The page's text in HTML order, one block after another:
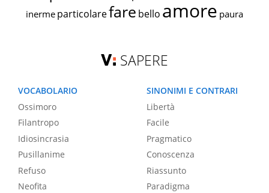
inerme particolarefare bello amore paura
SAPERE
VOCABOLARIO
Ossimoro
Filantropo
Idiosincrasia
Pusillanime
Refuso
Neofita
SINONIMI E CONTRARI
Libertà
Facile
Pragmatico
Conoscenza
Riassunto
Paradigma